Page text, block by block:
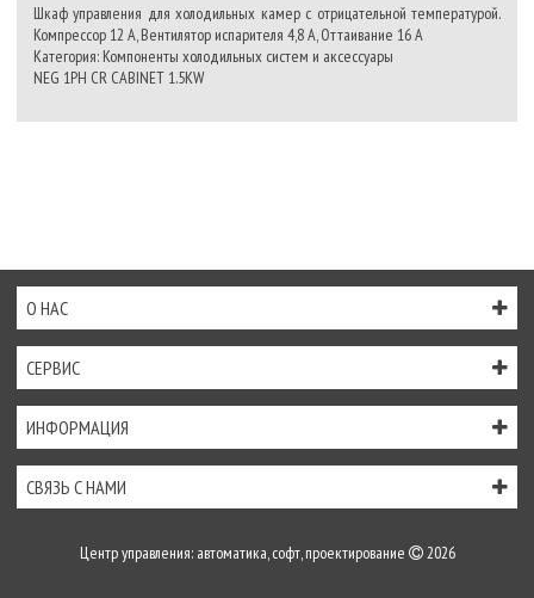
Шкаф управления для холодильных камер с отрицательной температурой.
Компрессор 12 А, Вентилятор испарителя 4,8 А, Оттаивание 16 А
Категория: Компоненты холодильных систем и аксессуары
NEG 1PH CR CABINET 1.5KW
О НАС
СЕРВИС
ИНФОРМАЦИЯ
СВЯЗЬ С НАМИ
Центр управления: автоматика, софт, проектирование 2026